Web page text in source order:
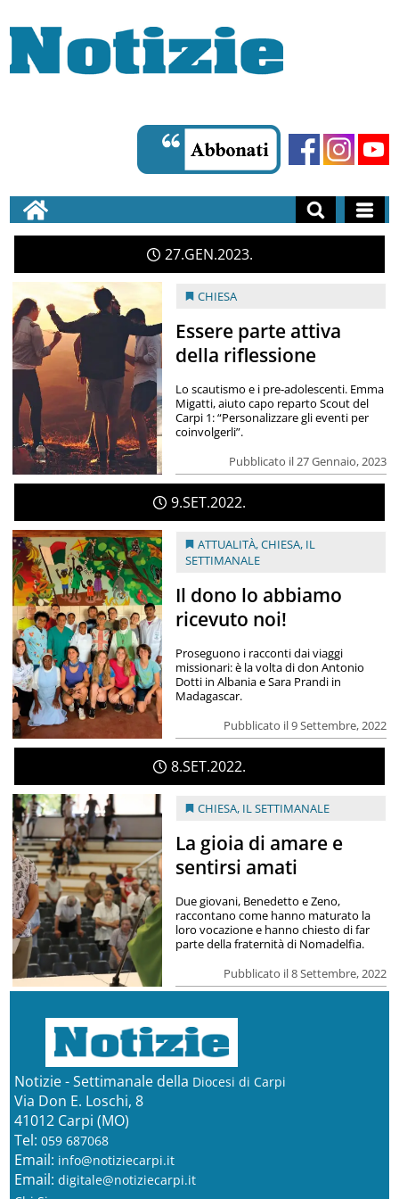
27 GEN 2023
CHIESA
Essere parte attiva
della riflessione
Pubblicato il 27 Gennaio, 2023
Lo scautismo e i pre-adolescenti. Emma
Migatti, aiuto capo reparto Scout del
Carpi 1: “Personalizzare gli eventi per
coinvolgerli”.
9SET2022
ATTUALITÀ,CHIESA, IL
SETTIMANALE
Il dono lo abbiamo
ricevuto noi!
Pubblicato il 9 Settembre, 2022
Proseguono i racconti dai viaggi
missionari: è la volta di don Antonio
Dotti in Albania e Sara Prandi in
Madagascar.
8SET2022
CHIESA, IL SETTIMANALE
La gioia di amare e
sentirsi amati
Pubblicato il 8 Settembre, 2022
Due giovani, Benedetto e Zeno,
raccontano come hanno maturato la
loro vocazione e hanno chiesto di far
parte della fraternità di Nomadelfia.
Notizie - Settimanale della Diocesi di Carpi
Via Don E. Loschi, 8
41012 Carpi (MO)
Tel: 059 687068
Email: info@notiziecarpi.it
Email: digitale@notiziecarpi.it